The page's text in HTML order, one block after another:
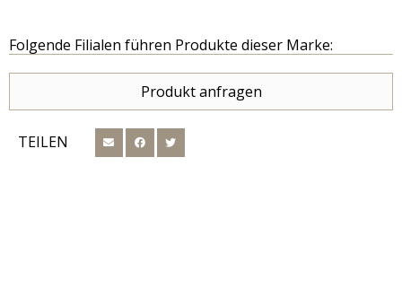
Folgende Filialen führen Produkte dieser Marke:
Produkt anfragen
TEILEN